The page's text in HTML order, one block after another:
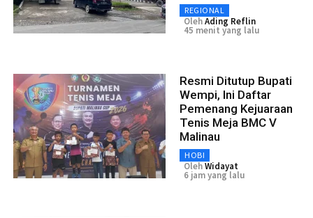
REGIONAL
OlehAding Reflin
45 menit yang lalu
Resmi Ditutup Bupati
Wempi, Ini Daftar
Pemenang Kejuaraan
Tenis Meja BMC V
Malinau
HOBI
OlehWidayat
6 jam yang lalu